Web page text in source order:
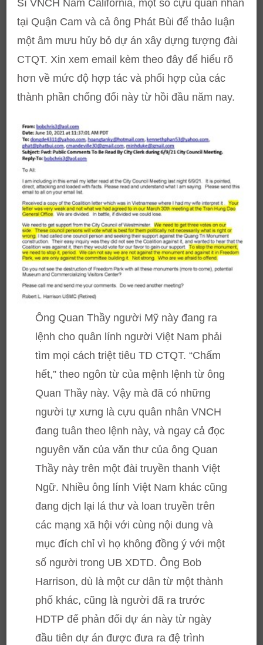
Sĩ VNCH Nam California, một số cựu quân nhân
tại Quận Cam và cả ông Phát Bùi để thảo luận
một âm mưu hủy bỏ dự án xây dựng tượng đài
CTQT. Xin xem email kèm theo đây để hiểu rõ
hơn về mức độ hợp tác và phối hợp của các
thành phần chống đối này từ hồi đầu năm nay.
Ông Quan Thầy người Mỹ này đang ra
lệnh cho quân lính người Việt Nam phải
tìm mọi cách triệt tiêu TD CTQT. “Chấm
hết,” theo ngôn từ của mệnh lệnh từ ông
Quan Thầy này. Vậy mà đã có những
người tự xưng là cựu quân nhân VNCH
đang tuân theo lệnh này, và ngay cả đọc
nguyên văn của văn thư của ông Quan
Thầy này trên một đài truyền thanh Việt
Ngữ. Nhiều ông lính Việt Nam khác cũng
đang dịch lại lá thư và loan truyền trên
các mạng xã hội với cùng nội dung và
mục đích chỉ vì họ không đồng ý với một
số người trong UB XDTD. Ông Bob
Harrison, dù là một cư dân từ một thành
phố khác, cũng là người đã ra trước
HDTP để phản đối dự án này từ ngày
đầu tiên dự án được đưa ra đệ trình